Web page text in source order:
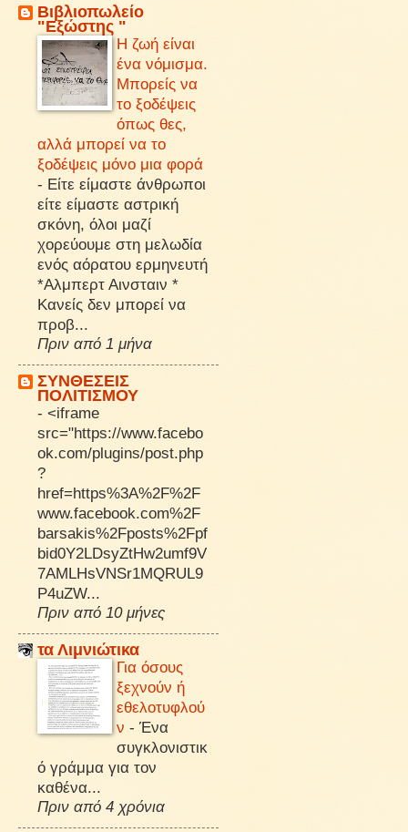
Βιβλιοπωλείο
"Εξώστης "
Η ζωή είναι
ένα νόμισμα.
Μπορείς να
το ξοδέψεις
όπως θες,
αλλά μπορεί να το
ξοδέψεις μόνο μια φορά
- Είτε είμαστε άνθρωποι
είτε είμαστε αστρική
σκόνη, όλοι μαζί
χορεύουμε στη μελωδία
ενός αόρατου ερμηνευτή
*Αλμπερτ Αινσταιν *
Κανείς δεν μπορεί να
προβ...
Πριν από 1 μήνα
ΣΥΝΘΕΣΕΙΣ
ΠΟΛΙΤΙΣΜΟΥ
- <iframe
src="https://www.facebo
ok.com/plugins/post.php
?
href=https%3A%2F%2F
www.facebook.com%2F
barsakis%2Fposts%2Fpf
bid0Y2LDsyZtHw2umf9V
7AMLHsVNSr1MQRUL9
P4uZW...
Πριν από 10 μήνες
τα Λιμνιώτικα
Για όσους
ξεχνούν ή
εθελοτυφλού
ν - Ένα
συγκλονιστικ
ό γράμμα για τον
καθένα...
Πριν από 4 χρόνια